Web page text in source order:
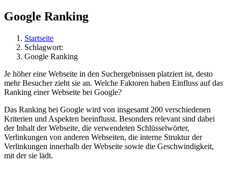
Google Ranking
Startseite
Schlagwort:
Google Ranking
Je höher eine Webseite in den Suchergebnissen platziert ist, desto
mehr Besucher zieht sie an. Welche Faktoren haben Einfluss auf das
Ranking einer Webseite bei Google?
Das Ranking bei Google wird von insgesamt 200 verschiedenen
Kriterien und Aspekten beeinflusst. Besonders relevant sind dabei
der Inhalt der Webseite, die verwendeten Schlüsselwörter,
Verlinkungen von anderen Webseiten, die interne Struktur der
Verlinkungen innerhalb der Webseite sowie die Geschwindigkeit,
mit der sie lädt.